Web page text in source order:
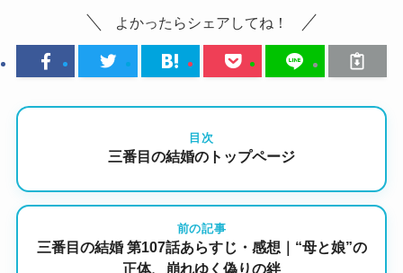
よかったらシェアしてね！
目次
三番目の結婚のトップページ
前の記事
三番目の結婚 第107話あらすじ・感想｜“母と娘”の
正体、崩れゆく偽りの絆